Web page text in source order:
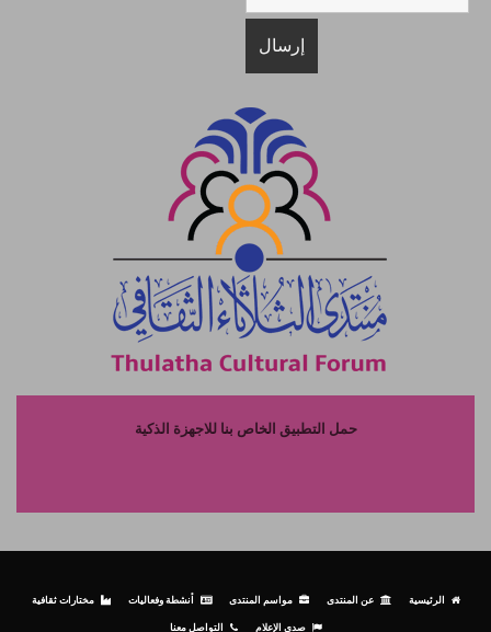
حمل التطبيق الخاص بنا للاجهزة الذكية
الرئيسية عن المنتدى مواسم المنتدى أنشطة وفعاليات مختارات ثقافية
صدى الإعلام التواصل معنا